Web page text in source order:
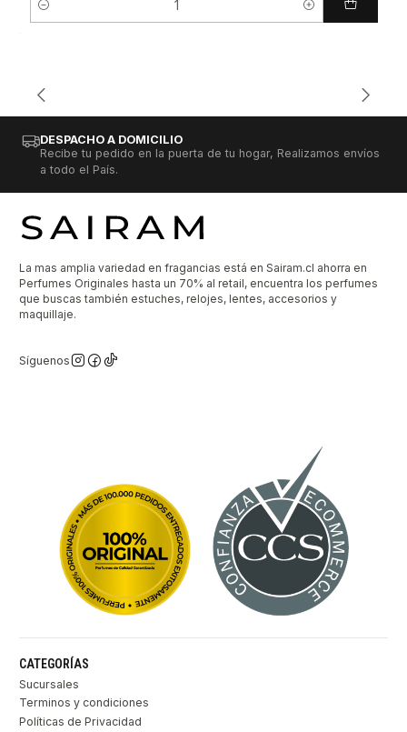
Cantidad
DESPACHO A DOMICILIO
Recibe tu pedido en la puerta de tu hogar, Realizamos envíos
a todo el País.
La mas amplia variedad en fragancias está en Sairam.cl ahorra en
Perfumes Originales hasta un 70% al retail, encuentra los perfumes
que buscas también estuches, relojes, lentes, accesorios y
maquillaje.
Síguenos
CATEGORÍAS
Sucursales
Terminos y condiciones
Políticas de Privacidad